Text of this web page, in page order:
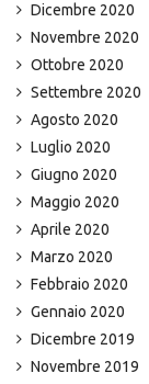
Dicembre 2020
Novembre 2020
Ottobre 2020
Settembre 2020
Agosto 2020
Luglio 2020
Giugno 2020
Maggio 2020
Aprile 2020
Marzo 2020
Febbraio 2020
Gennaio 2020
Dicembre 2019
Novembre 2019